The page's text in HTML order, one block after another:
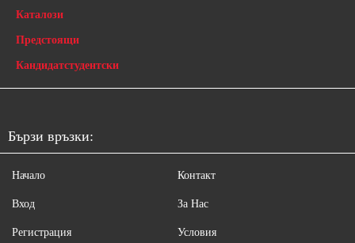
Каталози
Предстоящи
Кандидатстудентски
Бързи връзки:
Начало
Вход
Регистрация
Контакт
За Нас
Условия